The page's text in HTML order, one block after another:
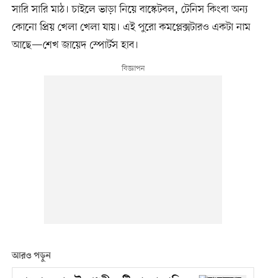
সারি সারি মাঠ। চাইলে ভাড়া নিয়ে বাস্কেটবল, টেনিস কিংবা অন্য
কোনো প্রিয় খেলা খেলা যায়। এই পুরো কমপ্লেক্সটারও একটা নাম
আছে—শেখ জায়েদ স্পোর্টস হাব।
আরও পড়ুন